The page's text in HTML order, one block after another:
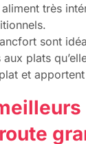
très
sont
aux plats
et